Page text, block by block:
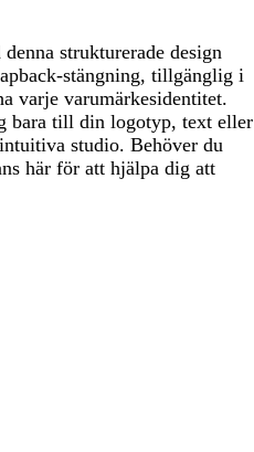
strukturerade design
stängning, tillgänglig i
varje varumärkesidentitet.
bara till din logotyp, text eller
studio. Behöver du
här för att hjälpa dig att